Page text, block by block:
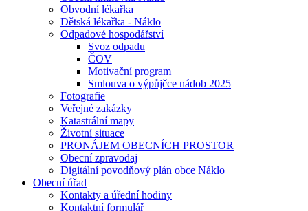
Obvodní lékařka
Dětská lékařka - Náklo
Odpadové hospodářství
Svoz odpadu
ČOV
Motivační program
Smlouva o výpůjčce nádob 2025
Fotografie
Veřejné zakázky
Katastrální mapy
Životní situace
PRONÁJEM OBECNÍCH PROSTOR
Obecní zpravodaj
Digitální povodňový plán obce Náklo
Obecní úřad
Kontakty a úřední hodiny
Kontaktní formulář